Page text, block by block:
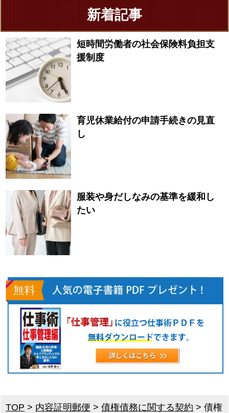
新着記事
短時間労働者の社会保険料負担支
援制度
育児休業給付の申請手続きの見直
し
服装や身だしなみの基準を緩和し
たい
TOP > 内容証明郵便 >債権債務に関する契約 >債権